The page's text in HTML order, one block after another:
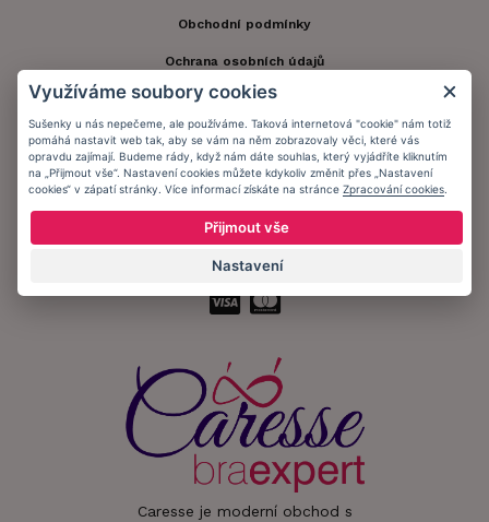
Caresse je moderní obchod s
Obchodní podmínky
Ochrana osobních údajů
Informační memorandum
Zůstaňte s námi v kontaktu.
Přijímáme platby:
Využíváme soubory cookies
Sušenky u nás nepečeme, ale používáme. Taková internetová "cookie" nám totiž
pomáhá nastavit web tak, aby se vám na něm zobrazovaly věci, které vás
opravdu zajímají. Budeme rády, když nám dáte souhlas, který vyjádříte kliknutím
na „Přijmout vše“. Nastavení cookies můžete kdykoliv změnit přes „Nastavení
cookies“ v zápatí stránky. Více informací získáte na stránce Zpracování cookies
Přijmout vše
Nastavení